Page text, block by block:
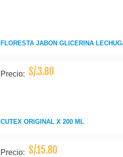
FLORESTA JABON GLICERINA
Precio: S/.3.80
CUTEX ORIGINAL X 200 ML
Precio: S/.15.80